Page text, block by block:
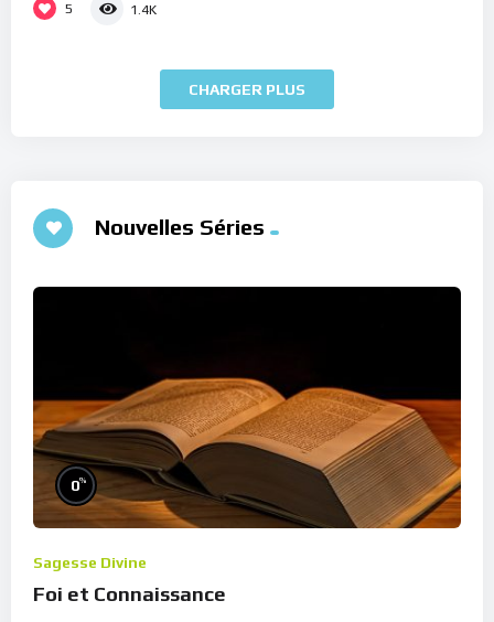
5 1.4K
CHARGER PLUS
Nouvelles Séries
0%
Sagesse Divine
Foi et Connaissance